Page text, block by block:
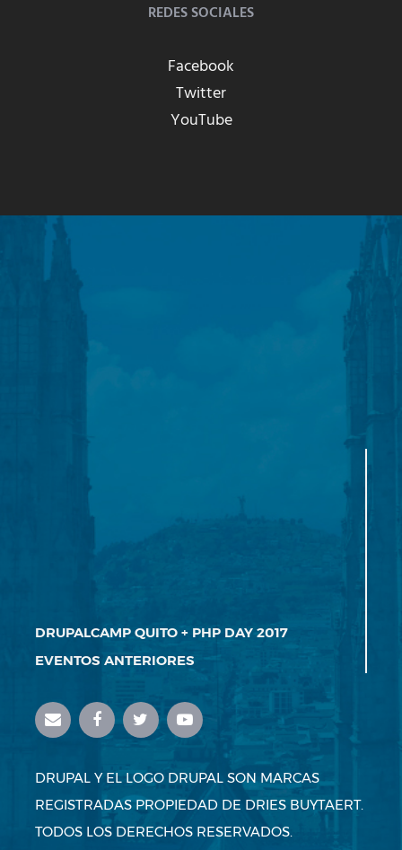
REDES SOCIALES
Facebook
Twitter
YouTube
DRUPALCAMP QUITO + PHP DAY 2017
EVENTOS ANTERIORES
DRUPAL Y EL LOGO DRUPAL SON MARCAS
REGISTRADAS PROPIEDAD DE DRIES BUYTAERT.
TODOS LOS DERECHOS RESERVADOS.